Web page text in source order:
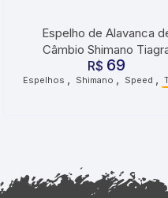
Espelho de Alavanca
Câmbio Shimano
Esquerdo ST-4700
parafuso
R$ 69
Espelhos Shimano Speed